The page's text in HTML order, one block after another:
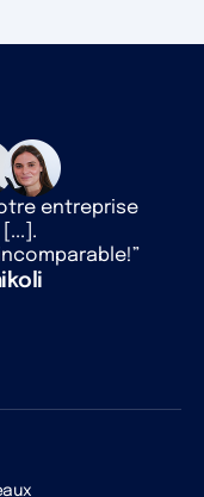
entreprise
[...].